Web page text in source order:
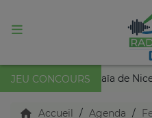
JEU CONCOURS
le roi soleil au Palais Nikaïa
ACCUEIL
Agenda
Accueil Agenda